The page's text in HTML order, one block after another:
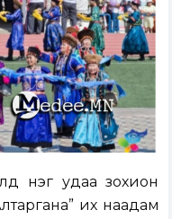
нэг удаа зохион
их наадам